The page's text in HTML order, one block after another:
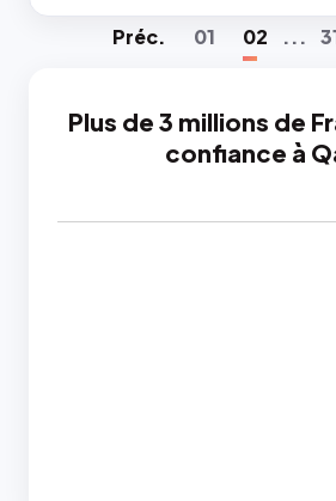
Préc. 01 02 ...
Plus de 3 millions de
confiance à